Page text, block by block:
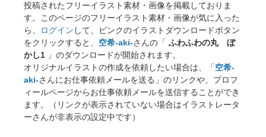
投稿されたフリーイラスト素材・画像を掲載しておりま
す。このページのフリーイラスト素材・画像が気に入った
ら、
ログイン して、ピンクのイラストダウンロードボタン
をクリックすると、 空希-aki-さんの「 ふわふわの丸 ぼ
かし1 」のダウンロードが開始されます。
オリジナルイラストの作成を依頼したい場合は、「空希-
aki-さんにお仕事依頼メールを送る」のリンクや、プロフ
ィールページからお仕事依頼メールを送信することができ
ます。（リンクが表示されていない場合はイラストレータ
ーさんが非表示の設定中です）